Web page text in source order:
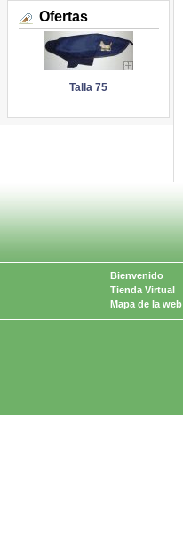
Ofertas
Talla 75
Bienvenido
Tienda Virtual
Mapa de la web